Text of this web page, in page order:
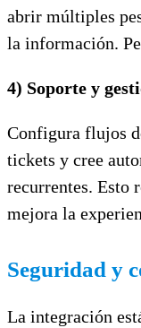
abrir múltiples
la información.
4) Soporte y
Configura flujos
tickets y cree
recurrentes. Esto
mejora la
Seguridad y
La integración